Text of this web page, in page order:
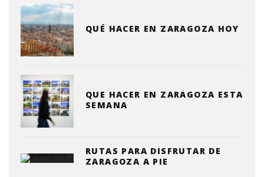
QUÉ HACER EN ZARAGOZA HOY
QUE HACER EN ZARAGOZA ESTA
SEMANA
RUTAS PARA DISFRUTAR DE
ZARAGOZA A PIE